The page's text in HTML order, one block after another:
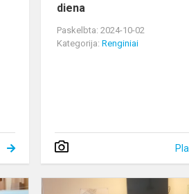
diena
Paskelbta: 2024-10-02
Kategorija:Renginiai